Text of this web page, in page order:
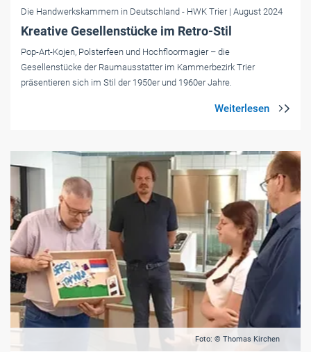
Die Handwerkskammern in Deutschland - HWK Trier | August 2024
Kreative Gesellenstücke im Retro-Stil
Pop-Art-Kojen, Polsterfeen und Hochfloormagier – die
Gesellenstücke der Raumausstatter im Kammerbezirk Trier
präsentieren sich im Stil der 1950er und 1960er Jahre.
Foto: © Thomas Kirchen